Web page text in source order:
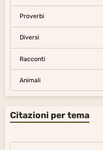
Proverbi
Diversi
Racconti
Animali
Citazioni per tema